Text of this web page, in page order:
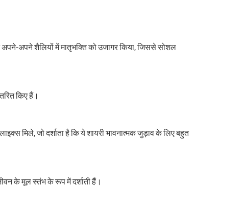
शैलियों में मातृभक्ति को उजागर किया, जिससे सोशल
किए हैं।
मिले, जो दर्शाता है कि ये शायरी भावनात्मक जुड़ाव के लिए बहुत
के मूल स्तंभ के रूप में दर्शाती हैं।